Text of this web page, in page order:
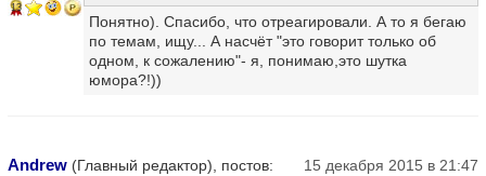
13
Понятно). Спасибо, что отреагировали. А то я бегаю
по темам, ищу... А насчёт "это говорит только об
одном, к сожалению"- я, понимаю,это шутка
юмора?!))
Andrew (Главный редактор), постов:
15 декабря 2015 в 21:47